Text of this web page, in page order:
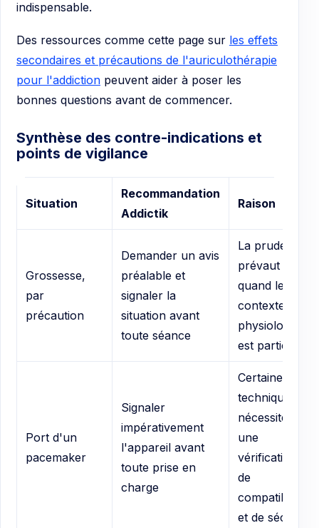
indispensable.
Des ressources comme cette page sur les effets
secondaires et précautions de l'auriculothérapie
pour l'addiction peuvent aider à poser les
bonnes questions avant de commencer.
Synthèse des contre-indications et
points de vigilance
Situation
Recommandation
Addictik
Raison
Grossesse,
par
précaution
Demander un avis
préalable et
signaler la
situation avant
toute séance
La prudence
prévaut
quand le
contexte
physiologique
est particulier
Port d'un
pacemaker
Signaler
impérativement
l'appareil avant
toute prise en
charge
Certaines
techniques
nécessitent
une
vérification
de
compatibilité
et de sécurité